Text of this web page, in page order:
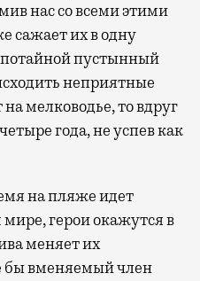
нас со всеми этими
сажает их в одну
пустынный
неприятные
мелководье, то вдруг
года, не успев как
на пляже идет
герои окажутся в
меняет их
бы вменяемый член